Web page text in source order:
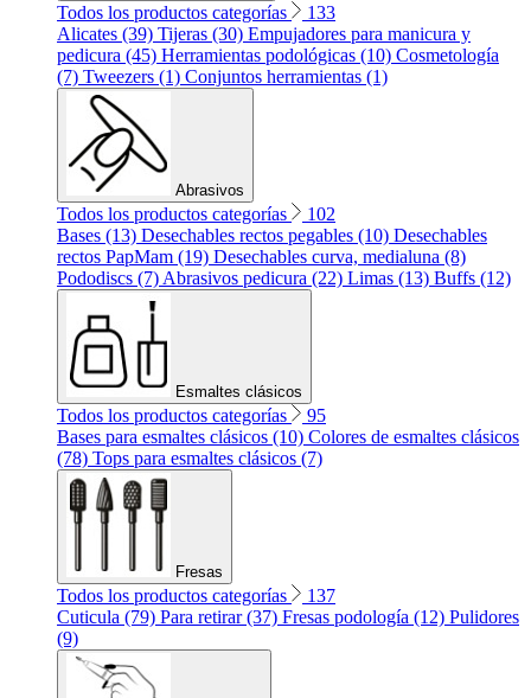
Todos los productos categorías
133
Alicates (39) Tijeras (30) Empujadores para manicura y
pedicura (45) Herramientas podológicas (10) Cosmetología
(7) Tweezers (1) Conjuntos herramientas (1)
Abrasivos
Todos los productos categorías
102
Bases (13) Desechables rectos pegables (10) Desechables
rectos PapMam (19) Desechables curva, medialuna (8)
Pododiscs (7) Abrasivos pedicura (22) Limas (13) Buffs (12)
Esmaltes clásicos
Todos los productos categorías
95
Bases para esmaltes clásicos (10) Colores de esmaltes clásicos
(78) Tops para esmaltes clásicos (7)
Fresas
Todos los productos categorías
137
Cuticula (79) Para retirar (37) Fresas podología (12) Pulidores
(9)